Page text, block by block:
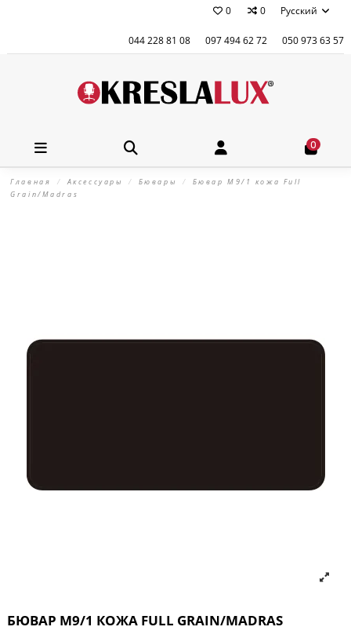
0 0 Русский
044 228 81 08 097 494 62 72 050 973 63 57
0
Главная Аксессуары Бювары
Бювар М9/1 кожа Full
Grain/Madras
БЮВАР М9/1 КОЖА FULL GRAIN/MADRAS